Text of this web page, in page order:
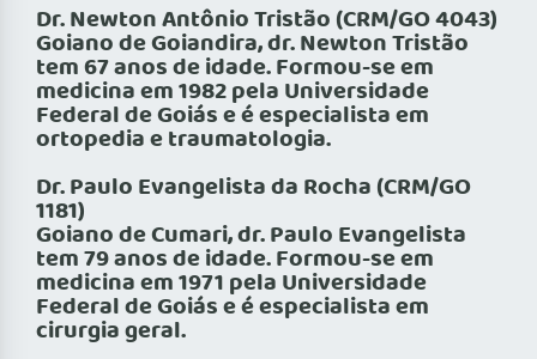
Dr. Newton Antônio Tristão (CRM/GO 4043)
Goiano de Goiandira, dr. Newton Tristão
tem 67 anos de idade. Formou-se em
medicina em 1982 pela Universidade
Federal de Goiás e é especialista em
ortopedia e traumatologia.
Dr. Paulo Evangelista da Rocha (CRM/GO
1181)
Goiano de Cumari, dr. Paulo Evangelista
tem 79 anos de idade. Formou-se em
medicina em 1971 pela Universidade
Federal de Goiás e é especialista em
cirurgia geral.